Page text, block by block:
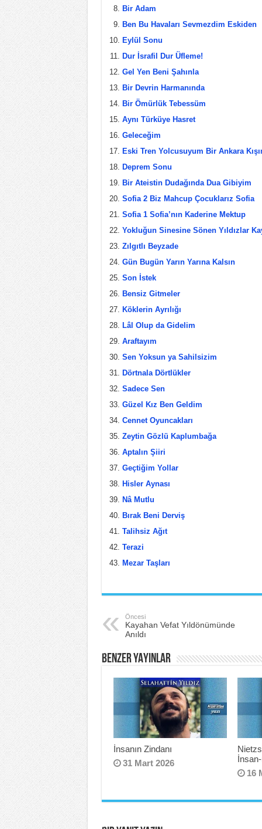
Bir Adam
Ben Bu Havaları Sevmezdim Eskiden
Eylül Sonu
Dur İsrafil Dur Üfleme!
Gel Yen Beni Şahınla
Bir Devrin Harmanında
Bir Ömürlük Tebessüm
Aynı Türküye Hasret
Geleceğim
Eski Tren Yolcusuyum Bir Ankara
Deprem Sonu
Bir Ateistin Dudağında Dua Gibiyim
Sofia 2 Biz Mahcup Çocuklarız Sofia
Sofia 1 Sofia’nın Kaderine Mektup
Yokluğun Sinesine Sönen Yıldızlar
Zılgıtlı Beyzade
Gün Bugün Yarın Yarına Kalsın
Son İstek
Bensiz Gitmeler
Köklerin Ayrılığı
Lâl Olup da Gidelim
Araftayım
Sen Yoksun ya Sahilsizim
Dörtnala Dörtlükler
Sadece Sen
Güzel Kız Ben Geldim
Cennet Oyuncakları
Zeytin Gözlü Kaplumbağa
Aptalın Şiiri
Geçtiğim Yollar
Hisler Aynası
Nâ Mutlu
Bırak Beni Derviş
Talihsiz Ağıt
Terazi
Mezar Taşları
Öncesi
Kayahan Vefat Yıldönümünde
Anıldı
BENZER YAYINLAR
İnsanın Zindanı
31 Mart 2026
16